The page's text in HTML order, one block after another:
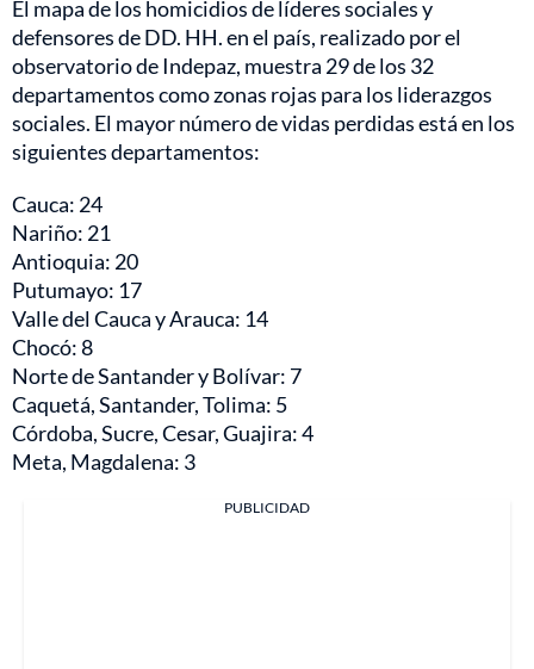
El mapa de los homicidios de líderes sociales y
defensores de DD. HH. en el país, realizado por el
observatorio de Indepaz, muestra 29 de los 32
departamentos como zonas rojas para los liderazgos
sociales. El mayor número de vidas perdidas está en los
siguientes departamentos:
Cauca: 24
Nariño: 21
Antioquia: 20
Putumayo: 17
Valle del Cauca y Arauca: 14
Chocó: 8
Norte de Santander y Bolívar: 7
Caquetá, Santander, Tolima: 5
Córdoba, Sucre, Cesar, Guajira: 4
Meta, Magdalena: 3
PUBLICIDAD